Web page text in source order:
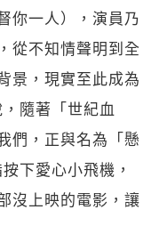
你一人），演員乃
從不知情聲明到全
景，現實至此成為
隨著「世紀血
們，正與名為「懸
下愛心小飛機，
沒上映的電影，讓